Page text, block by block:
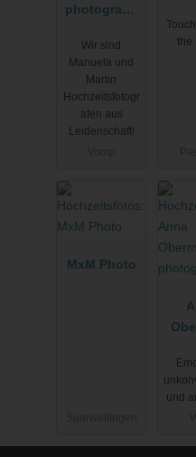
photograph
Wir sind
Manuela und
Martin
Hochzeitsfotogr
afen aus
Leidenschaft!
the
MxM Photo
und